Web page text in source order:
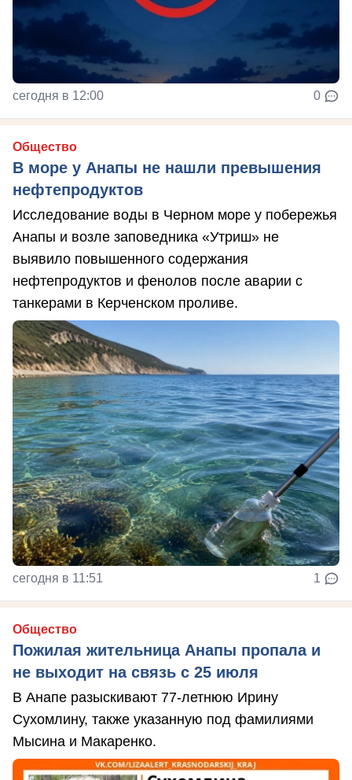
сегодня в 12:00 0
Общество
В море у Анапы не нашли превышения
нефтепродуктов
Исследование воды в Черном море у побережья
Анапы и возле заповедника «Утриш» не
выявило повышенного содержания
нефтепродуктов и фенолов после аварии с
танкерами в Керченском проливе.
сегодня в 11:51 1
Общество
Пожилая жительница Анапы пропала и
не выходит на связь с 25 июля
В Анапе разыскивают 77-летнюю Ирину
Сухомлину, также указанную под фамилиями
Мысина и Макаренко.